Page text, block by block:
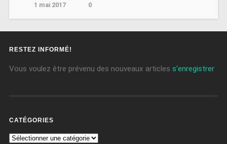
1 mai 2017 0
RESTEZ INFORMÉ!
Vous voulez être prévenu des nouveaux articles s'enregistrer
CATÉGORIES